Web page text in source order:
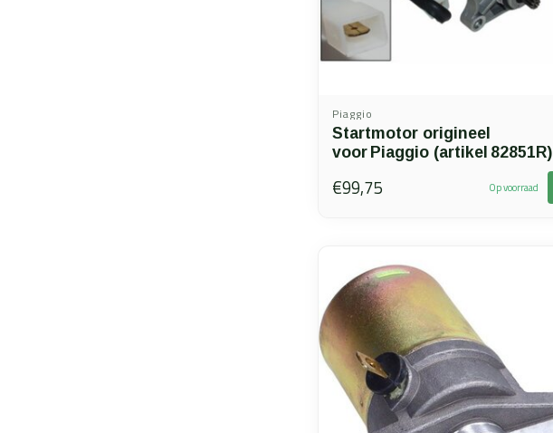
Piaggio
Startmotor origineel
voor Piaggio (artikel 82851R)
€99,75 Op voorraad